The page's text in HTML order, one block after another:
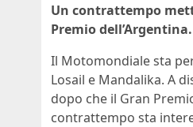
Un contrattempo
Premio dell’Argentina.
Il Motomondiale sta
Losail e Mandalika. A
dopo che il Gran
contrattempo sta